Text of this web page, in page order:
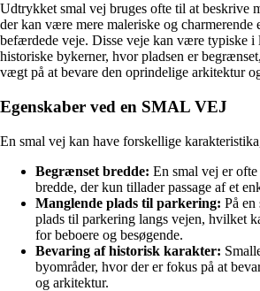
Udtrykket smal vej bruges ofte til at beskrive
der kan være mere maleriske og charmerende
befærdede veje. Disse veje kan være typiske i
historiske bykerner, hvor pladsen er
vægt på at bevare den oprindelige arkitektur
Egenskaber ved en SMAL VEJ
En smal vej kan have forskellige
Begrænset bredde: En smal vej er
bredde, der kun tillader passage af et
Manglende plads til parkering: På
plads til parkering langs vejen, hvilket
for beboere og besøgende.
Bevaring af historisk karakter:
byområder, hvor der er fokus på at
og arkitektur.